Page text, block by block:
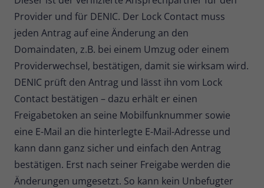
Provider und für DENIC. Der Lock Contact muss
jeden Antrag auf eine Änderung an den
Domaindaten, z.B. bei einem Umzug oder einem
Providerwechsel, bestätigen, damit sie wirksam wird.
DENIC prüft den Antrag und lässt ihn vom Lock
Contact bestätigen – dazu erhält er einen
Freigabetoken an seine Mobilfunknummer sowie
eine E-Mail an die hinterlegte E-Mail-Adresse und
kann dann ganz sicher und einfach den Antrag
bestätigen. Erst nach seiner Freigabe werden die
Änderungen umgesetzt. So kann kein Unbefugter